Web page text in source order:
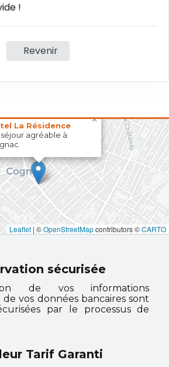
!
Revenir
La Résidence
séjour agréable à
×
Leaflet | ©OpenStreetMapcontributors ©CARTO
sécurisée
de vos informations
vos données bancaires sont
par le processus de
Tarif Garanti